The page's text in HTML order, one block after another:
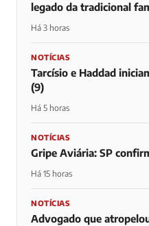
legado da tradicional
Há 3 horas
NOTÍCIAS
Tarcísio e Haddad
(9)
Há 5 horas
NOTÍCIAS
Gripe Aviária: SP
Há 15 horas
NOTÍCIAS
Advogado que